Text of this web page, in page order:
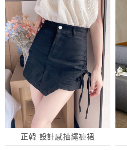
正韓 設計感抽繩褲裙